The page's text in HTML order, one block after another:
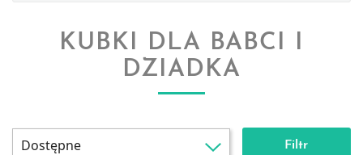
KUBKI DLA BABCI I
DZIADKA
Dostępne Filtr